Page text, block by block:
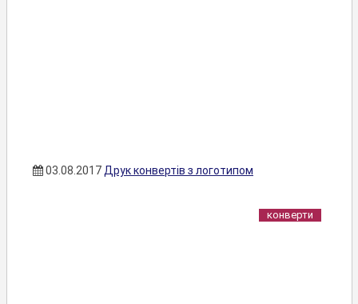
03.08.2017Друк конвертів з логотипом
конверти